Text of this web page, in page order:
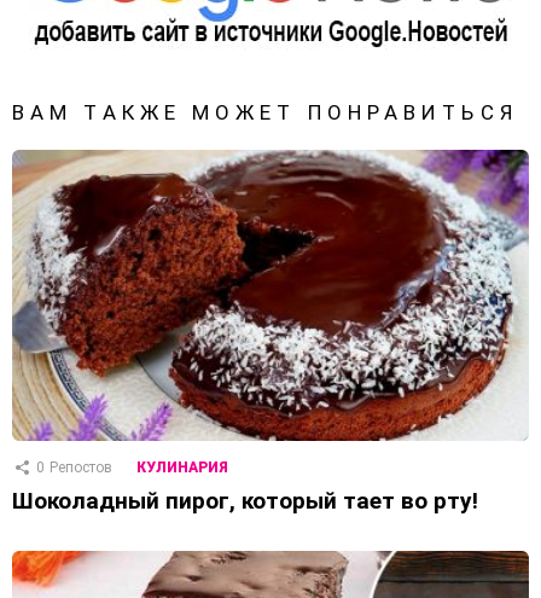
ВАМ ТАКЖЕ МОЖЕТ ПОНРАВИТЬСЯ
0 Репостов КУЛИНАРИЯ
Шоколадный пирог, который тает во рту!